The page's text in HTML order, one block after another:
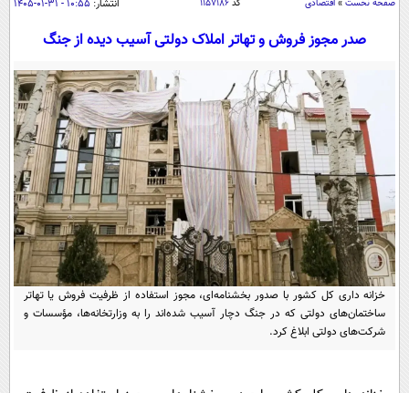
اقتصاد
اقتصادی
جامعه
حوادث
سلامت
یک برش دانایی
محیط زیست
سفر و تفریح
بین الملل
سیاست خارجی
فرهنگ و هنر
علم و دانش
فناوری و It
علمی
اخبار کریپتو
قرآن
گوناگون
سرگرمی
باشگاه مغز
مجله تصویری سلاح
فیلم
اقتصاد
ورزش
عصر ایران 2
خواندنی ها و دیدنی ها
آموزش زبان
صفحه نخست » اقتصادی کد ۱۱۵۷۱۸۶ انتشار: ۱۰:۵۵ - ۳۱-۰۱-۱۴۰۵
صدر مجوز فروش و تهاتر املاک دولتی آسیب دیده از جنگ
خزانه داری کل کشور با صدور بخشنامه‌ای، مجوز استفاده از ظرفیت فروش یا تهاتر
ساختمان‌های دولتی که در جنگ دچار آسیب شده‌اند را به وزارتخانه‌ها، مؤسسات و
شرکت‌های دولتی ابلاغ کرد.